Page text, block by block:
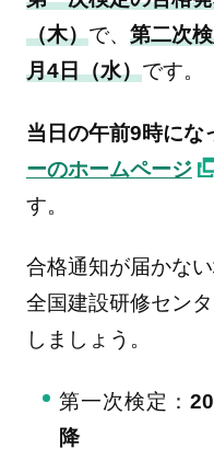
（木）で、 第二次
月4日（水）です。
当日の午前9時にな
ーのホームページ
す。
合格通知が届かな
全国建設研修セン
しましょう。
第一次検定：
降